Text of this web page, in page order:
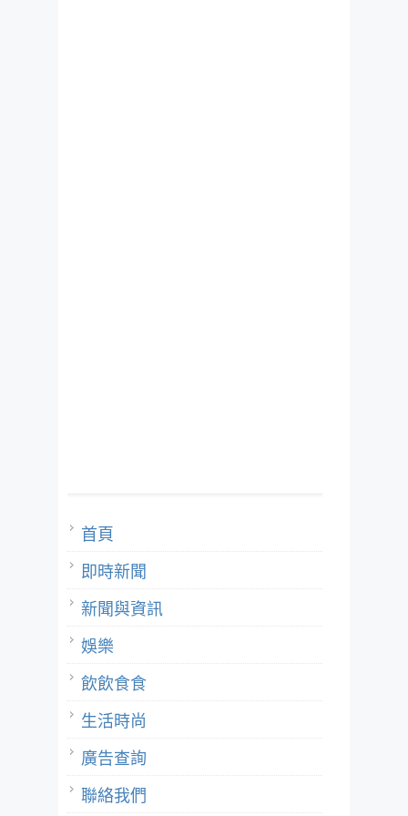
首頁
即時新聞
新聞與資訊
娛樂
飲飲食食
生活時尚
廣告查詢
聯絡我們